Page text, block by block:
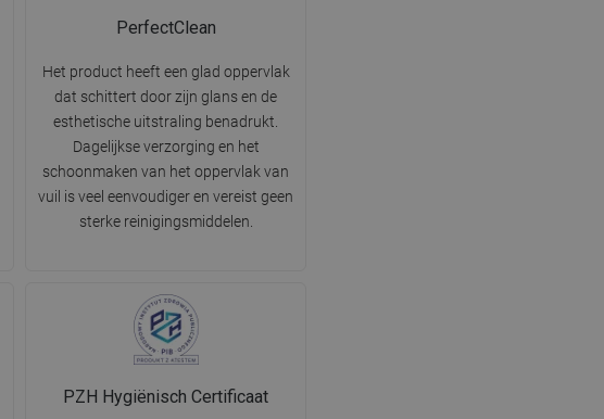
PerfectClean
Het product heeft een glad oppervlak
dat schittert door zijn glans en de
esthetische uitstraling benadrukt.
Dagelijkse verzorging en het
schoonmaken van het oppervlak van
vuil is veel eenvoudiger en vereist geen
sterke reinigingsmiddelen.
PZH Hygiënisch Certificaat